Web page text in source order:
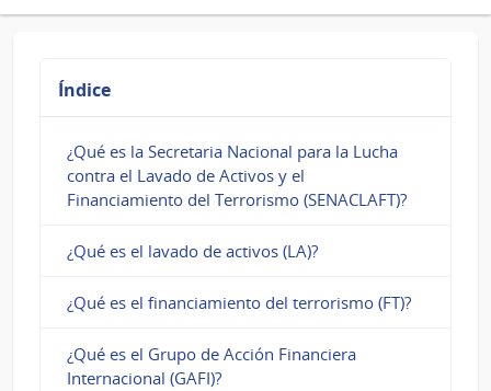
Índice
¿Qué es la Secretaria Nacional para la Lucha
contra el Lavado de Activos y el
Financiamiento del Terrorismo (SENACLAFT)?
¿Qué es el lavado de activos (LA)?
¿Qué es el financiamiento del terrorismo (FT)?
¿Qué es el Grupo de Acción Financiera
Internacional (GAFI)?